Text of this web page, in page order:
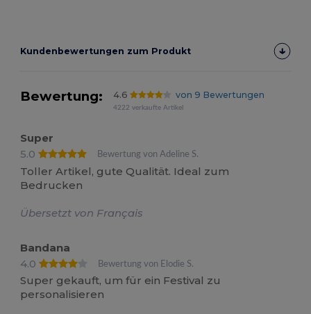
Kundenbewertungen zum Produkt
Bewertung: 4.6 von 9 Bewertungen
4222 verkaufte Artikel
Super
5.0
Bewertung von Adeline S.
Toller Artikel, gute Qualität. Ideal zum
Bedrucken
Übersetzt von Français
Bandana
4.0
Bewertung von Elodie S.
Super gekauft, um für ein Festival zu
personalisieren